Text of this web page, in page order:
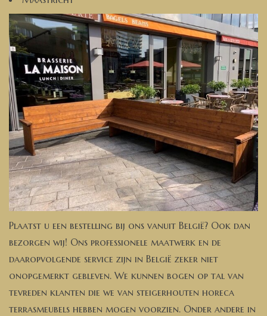
Plaatst u een bestelling bij ons vanuit België? Ook dan
bezorgen wij! Ons professionele maatwerk en de
daaropvolgende service zijn in België zeker niet
onopgemerkt gebleven. We kunnen bogen op tal van
tevreden klanten die we van steigerhouten horeca
terrasmeubels hebben mogen voorzien. Onder andere in